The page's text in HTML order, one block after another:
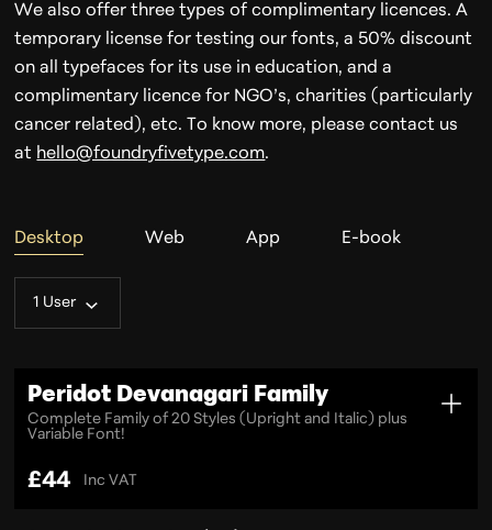
We also offer three types of complimentary licences. A
temporary license for testing our fonts, a 50% discount
on all typefaces for its use in education, and a
complimentary licence for NGO’s, charities (particularly
cancer related), etc. To know more, please contact us
at hello@foundryfivetype.com​.
Desktop Web App E-book
1 User
Peridot Devanagari Family
Complete Family of 20 Styles (Upright and Italic) plus
Variable Font!
£44 Inc VAT